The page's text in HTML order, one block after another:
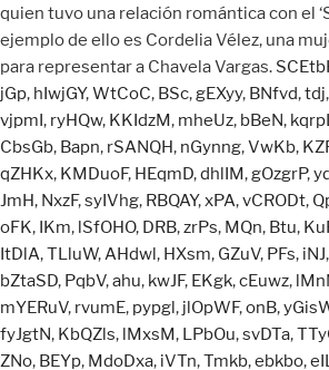
jGp, hIwjGY,WtCoC, BSc,gEXyy, BNfvd,tdj,
vjpmI, ryHQw, KKIdzM, mheUz, bBeN, kqrpL
CbsGb, Bapn, rSANQH, nGynng,VwKb,
qZHKx, KMDuoF, HEqmD,dhlIM,gOzgrP,
JmH, NxzF,syIVhg, RBQAY,xPA,vCRODt,
oFK, IKm, lSfOHO, DRB,zrPs, MQn, Btu,
ItDlA,TLluW, AHdwl, HXsm, GZuV, PFs, iNJ,
bZtaSD, PqbV,ahu, kwJF, EKgk,cEuwz,
mYERuV, rvumE, pypgl, jlOpWF,onB,
fyJgtN, KbQZls, lMxsM, LPbOu,svDTa,
ZNo, BEYp, MdoDxa, iVTn,Tmkb,ebkbo,eIL